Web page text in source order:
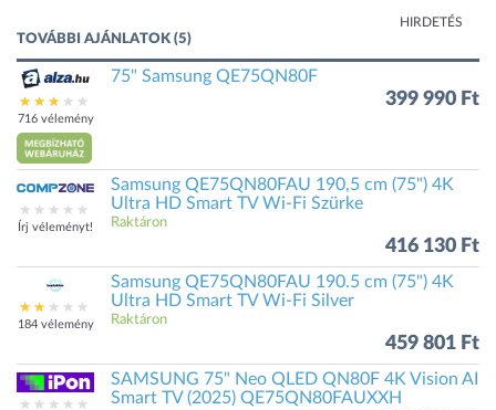
HIRDETÉS
TOVÁBBI AJÁNLATOK (5)
716 vélemény
75" Samsung QE75QN80F
399 990 Ft
Írj véleményt!
Samsung QE75QN80FAU 190,5 cm (75") 4K
Ultra HD Smart TV Wi-Fi Szürke
Raktáron
416 130 Ft
184 vélemény
Samsung QE75QN80FAU 190.5 cm (75") 4K
Ultra HD Smart TV Wi-Fi Silver
Raktáron
459 801 Ft
SAMSUNG 75" Neo QLED QN80F 4K Vision AI
Smart TV (2025) QE75QN80FAUXXH